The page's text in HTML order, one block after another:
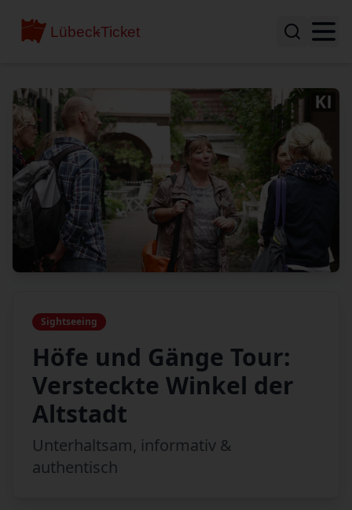
Sightseeing
Höfe und Gänge Tour:
Versteckte Winkel der
Altstadt
Unterhaltsam, informativ &
authentisch